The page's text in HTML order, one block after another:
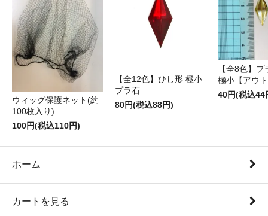
ウィッグ保護ネット(約
100枚入り)
100円(税込110円)
【全12色】ひし形 極小
プラ石
80円(税込88円)
【全8色】
極小【アウ
40円(税込44
ホーム
カートを見る